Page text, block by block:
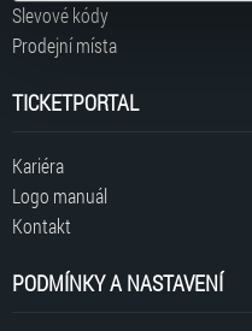
typy cookies používáme,
zpracování upravíte
„Cookies a jejich
Slevové kódy
Prodejní místa
TICKETPORTAL
Kariéra
Logo manuál
Kontakt
PODMÍNKY A NASTAVENÍ